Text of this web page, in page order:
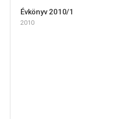
Évkönyv 2010/1
2010